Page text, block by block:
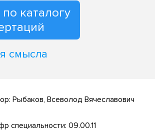
каталогу
смысла
Рыбаков, Всеволод Вячеславович
специальности: 09.00.11